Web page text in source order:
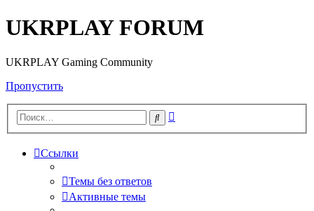
UKRPLAY FORUM
UKRPLAY Gaming Community
Пропустить
Поиск
Ссылки
Темы без ответов
Активные темы